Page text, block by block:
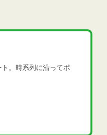
。時系列に沿ってポ